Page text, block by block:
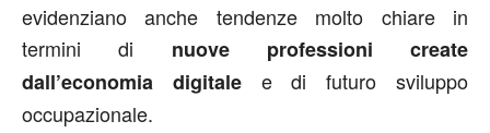
evidenziano anche tendenze molto chiare in
termini di nuove professioni create
dall’economia digitalee di futuro sviluppo
occupazionale.